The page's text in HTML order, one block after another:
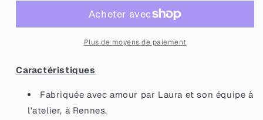
&quot;Sorcier
misanthrope&quot;
noire
paillettes
&quot;Sorcier
misanthrope&quot;
en
noire
paillettes
Plus de moyens de paiement
Caractéristiques
Fabriquée avec amour par Laura et son équipe à
l'atelier, à Rennes.